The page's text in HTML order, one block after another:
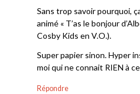
Sans trop savoir pourquoi,
animé « T’as le bonjour
Cosby Kids en V.O.).
Super papier sinon. Hyper
moi qui ne connait RIEN à
Répondre